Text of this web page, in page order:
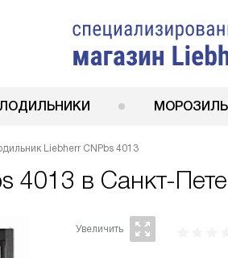
Liebherr CNPbs 4013
4013 в Санкт-